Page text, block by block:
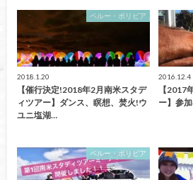
ペルー・ボリビア
2018.1.20
【催行決定!2018年2月南米スタデ
ィツアー】ダンス、瞑想、焚火!ウ
ユニ塩湖…
2016.12.4
【2017
ー】参
ペルー・ボリビア